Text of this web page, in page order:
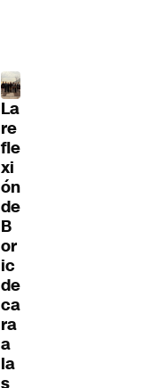
La
re
fle
xi
ón
de
B
or
ic
de
ca
ra
a
la
s